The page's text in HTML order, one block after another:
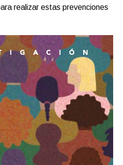
realizar estas prevenciones